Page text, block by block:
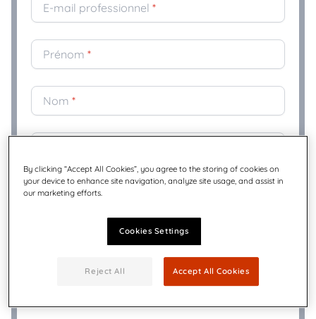
E-mail professionnel *
Prénom *
Nom *
Fonction *
By clicking “Accept All Cookies”, you agree to the storing of cookies on
your device to enhance site navigation, analyze site usage, and assist in
our marketing efforts.
Cookies Settings
Reject All Accept All Cookies